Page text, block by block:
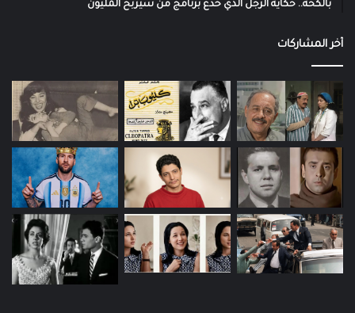
بالكحة.. حكاية الرجل الذي خدع برنامج من سيربح المليون
آخر المشاركات